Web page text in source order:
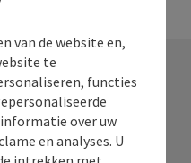
van de website en,
te
functies
over uw
en analyses. U